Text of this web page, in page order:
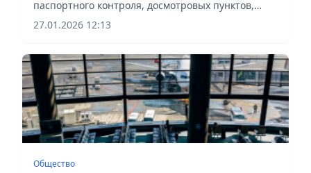
паспортного контроля, досмотровых пунктов,
систем обработки багажа и других
инфраструктурных объектов, сообщает Vecher.kz.
27.01.2026 12:13
Общество